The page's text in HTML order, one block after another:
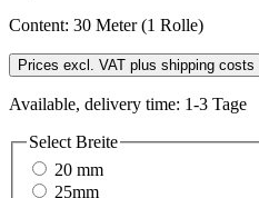
Content: 30 Meter (1 Rolle)
Prices excl. VAT plus shipping costs
Available, delivery time: 1-3 Tage
Select Breite
20 mm
25mm